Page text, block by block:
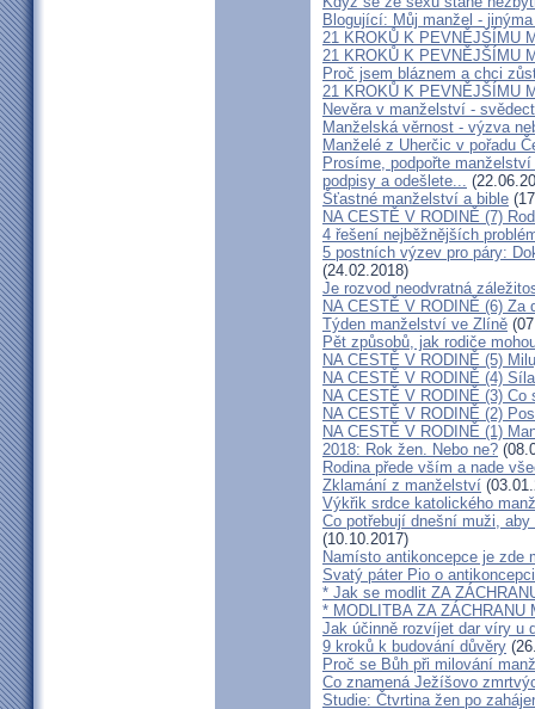
Blogující: Můj manžel -
21 KROKŮ K PEVNĚJŠÍMU
21 KROKŮ K PEVNĚJŠÍMU
Proč jsem bláznem a chci
21 KROKŮ K PEVNĚJŠÍMU
Nevěra v manželství -
Manželská věrnost - výzva
Manželé z Uherčic v pořadu
Prosíme, podpořte
podpisy a odešlete...
Šťastné manželství a bible
NA CESTĚ V RODINĚ (7)
4 řešení nejběžnějších
5 postních výzev pro páry:
(24.02.2018)
Je rozvod neodvratná
NA CESTĚ V RODINĚ (6) Za
Týden manželství ve Zlíně
Pět způsobů, jak rodiče
NA CESTĚ V RODINĚ (5)
NA CESTĚ V RODINĚ (4)
NA CESTĚ V RODINĚ (3) Co
NA CESTĚ V RODINĚ (2)
NA CESTĚ V RODINĚ (1)
2018: Rok žen. Nebo ne?
Rodina přede vším a nade
Zklamání z manželství
Výkřik srdce katolického
Co potřebují dnešní muži,
(10.10.2017)
Namísto antikoncepce je zde
Svatý páter Pio o antikoncepci
* Jak se modlit ZA
* MODLITBA ZA ZÁCHRANU
Jak účinně rozvíjet dar víry u
9 kroků k budování důvěry
Proč se Bůh při milování
Co znamená Ježíšovo
Studie: Čtvrtina žen po